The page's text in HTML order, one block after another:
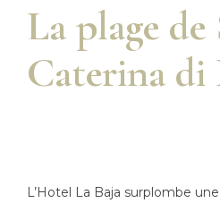
La plage de
Caterina
L’Hotel La Baja surplombe